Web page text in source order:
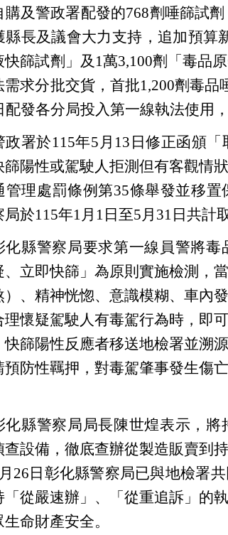
購及警政署配發的768劑唾篩試
縣長及議會大力支持，追加預算
快篩試劑」及1萬3,100劑「毒品
需求分批交貨，首批1,200劑毒
配發各分局投入第一線執法使用
政署於115年5月13日修正函頒
篩陽性或駕駛人拒測但有客觀情
管理處罰條例第35條舉發並移
於115年1月1日至5月31日共計
化縣警察局要求第一線員警將
、立即快篩」為原則實施檢測，
）、精神恍惚、意識模糊、車內
理懷疑駕駛人有毒駕行為時，即
快篩陽性反應者移送地檢署並溯
預防性羈押，對毒駕肇事發生傷
化縣警察局局長陳世煌表示，
查設備，徹底查辦從製造販賣到
26日彰化縣警察局已與地檢署
「從嚴速辦」、「從重追訴」的
命財產安全。